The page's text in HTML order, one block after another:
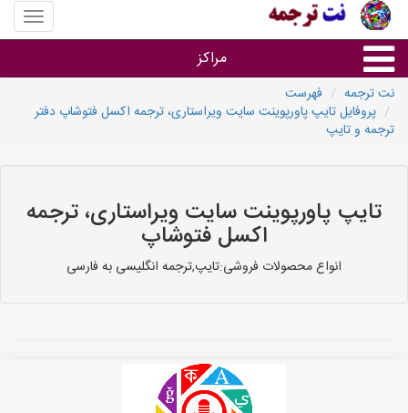
منوی
سایت
ترجمه
مراکز
خدمات ترجمه و تایپ
مرکز تایپ های شهرها
نت ترجمه
فهرست
پروفایل تایپ پاورپوینت سایت ویراستاری، ترجمه اکسل فتوشاپ دفتر
ترجمه و تایپ
تایپ پاورپوینت سایت ویراستاری، ترجمه
اکسل فتوشاپ
انواع محصولات فروشی:تایپ,ترجمه انگلیسی به فارسی